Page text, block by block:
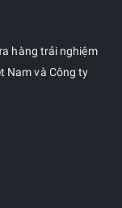
hàng trải nghiệm
Nam và Công ty